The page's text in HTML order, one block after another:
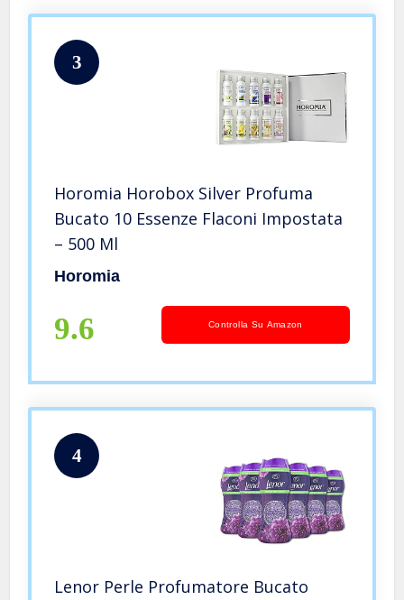
3
Horomia Horobox Silver Profuma
Bucato 10 Essenze Flaconi Impostata
– 500 Ml
Horomia
9.6 Controlla Su Amazon
4
Lenor Perle Profumatore Bucato